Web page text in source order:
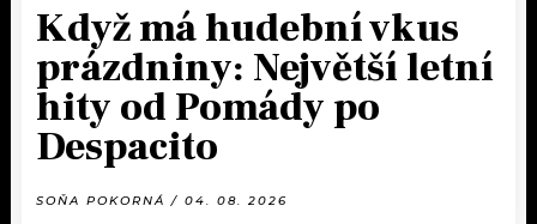
Když má hudební vkus
prázdniny: Největší letní
hity od Pomády po
Despacito
SOŇA POKORNÁ / 04. 08. 2026